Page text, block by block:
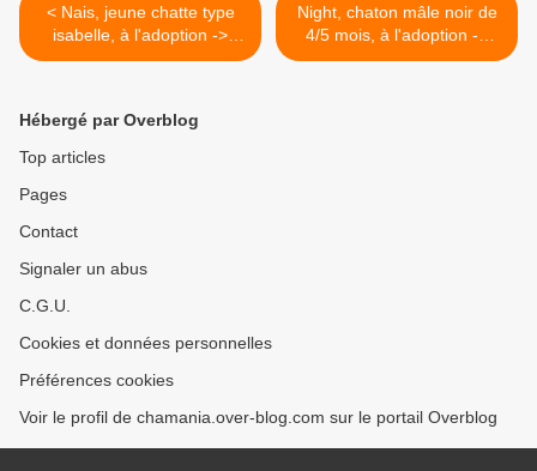
< Nais, jeune chatte type
isabelle, à l'adoption ->
adoptée
Night, chaton mâle noir de
4/5 mois, à l'adoption ->
adopté >
Hébergé par Overblog
Top articles
Pages
Contact
Signaler un abus
C.G.U.
Cookies et données personnelles
Préférences cookies
Voir le profil de chamania.over-blog.com sur le portail Overblog